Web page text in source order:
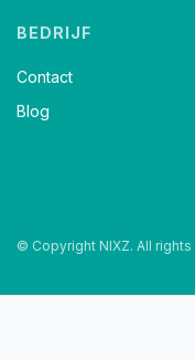
BEDRIJF
Contact
Blog
© Copyright NIXZ. All